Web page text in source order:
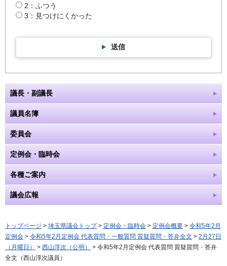
2：ふつう
3：見つけにくかった
送信
議長・副議長
議員名簿
委員会
定例会・臨時会
各種ご案内
議会広報
トップページ > 埼玉県議会トップ> 定例会・臨時会 > 定例会概要 > 令和5年2月
定例会 > 令和5年2月定例会 代表質問・一般質問 質疑質問・答弁全文 > 2月27日
（月曜日）
> 西山淳次（公明）
> 令和5年2月定例会 代表質問 質疑質問・答弁
全文（西山淳次議員）